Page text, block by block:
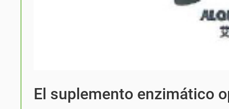
El suplemento enzimático